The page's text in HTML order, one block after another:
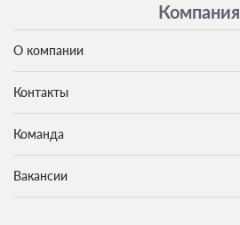
Компания
О компании
Контакты
Команда
Вакансии